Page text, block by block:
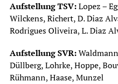
Aufstellung TSV:Lopez –
Wilckens, Richert, D. Diaz
Rodrigues Oliveira, L. Diaz
Aufstellung SVR:
Düllberg, Lohrke, Hoppe,
Rühmann, Haase, Munzel